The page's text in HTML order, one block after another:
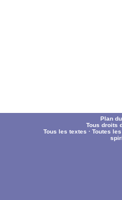
Plan
Tous droits
Tous les textes · Toutes